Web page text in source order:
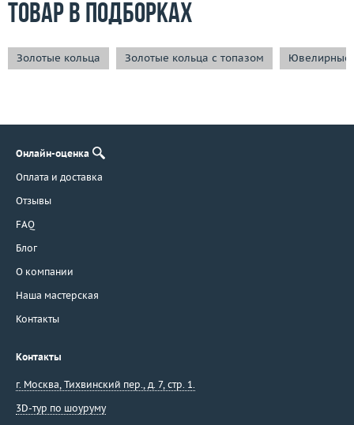
Товар в подборках
Золотые кольца Золотые кольца с топазом Ювелирные
Онлайн-оценка
Оплата и доставка
Отзывы
FAQ
Блог
О компании
Наша мастерская
Контакты
Контакты
г. Москва, Тихвинский пер., д. 7, стр. 1.
3D-тур по шоуруму